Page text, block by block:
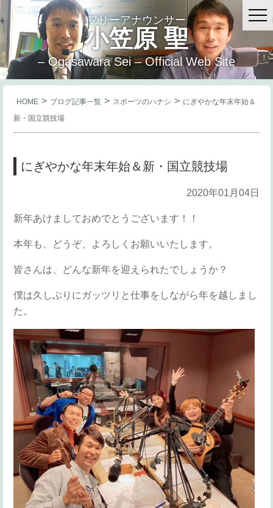
フリーアナウンサー
小笠原 聖
– Ogasawara Sei – Official Web Site
HOME > ブログ記事一覧 > スポーツのハナシ > にぎやかな年末年始＆
新・国立競技場
にぎやかな年末年始＆新・国立競技場
2020年01月04日
新年あけましておめでとうございます！！
本年も、どうぞ、よろしくお願いいたします。
皆さんは、どんな新年を迎えられたでしょうか？
僕は久しぶりにガッツリと仕事をしながら年を越しまし
た。